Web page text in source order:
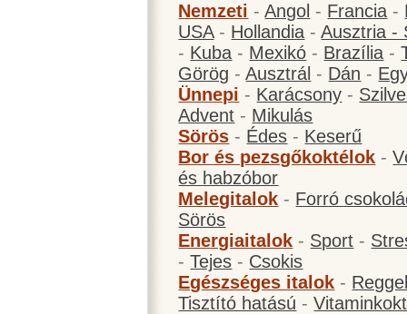
Nemzeti -Angol - Francia -
USA- Hollandia -Ausztria -
- Kuba - Mexikó - Brazília -
Görög -Ausztrál - Dán -
Ünnepi - Karácsony -
Advent - Mikulás
Sörös - Édes - Keserű
Bor és pezsgőkoktélok -
és habzóbor
Melegitalok - Forró
Sörös
Energiaitalok - Sport -
-Tejes - Csokis
Egészséges italok -
Tisztító hatású -